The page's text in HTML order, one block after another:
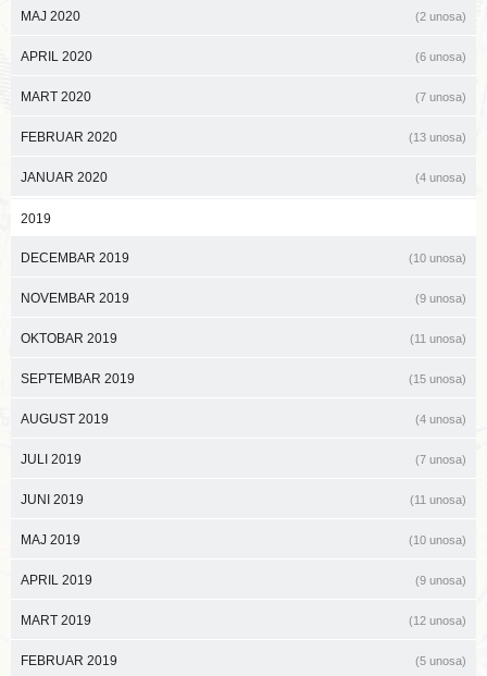
MAJ 2020 (2 unosa)
APRIL 2020 (6 unosa)
MART 2020 (7 unosa)
FEBRUAR 2020 (13 unosa)
JANUAR 2020 (4 unosa)
2019
DECEMBAR 2019 (10 unosa)
NOVEMBAR 2019 (9 unosa)
OKTOBAR 2019 (11 unosa)
SEPTEMBAR 2019 (15 unosa)
AUGUST 2019 (4 unosa)
JULI 2019 (7 unosa)
JUNI 2019 (11 unosa)
MAJ 2019 (10 unosa)
APRIL 2019 (9 unosa)
MART 2019 (12 unosa)
FEBRUAR 2019 (5 unosa)